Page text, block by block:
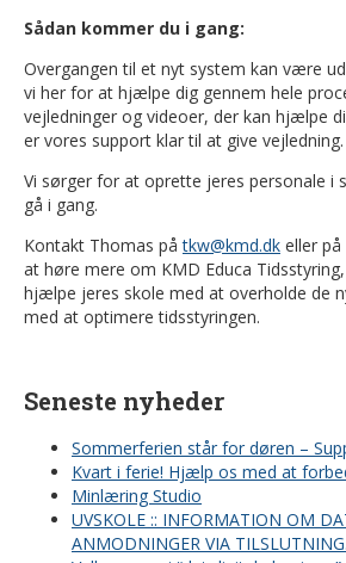
Sådan kommer du i gang:
Overgangen til et nyt system kan være
vi her for at hjælpe dig gennem hele
vejledninger og videoer, der kan hjælpe
er vores support klar til at give vejledning.
Vi sørger for at oprette jeres personale i
gå i gang.
Kontakt Thomas påtkw@kmd.dk eller
at høre mere om KMD Educa
hjælpe jeres skole med at overholde de
med at optimere tidsstyringen.
Seneste nyheder
Sommerferien står for døren –
Kvart i ferie! Hjælp os med at
Minlæring Studio
UVSKOLE :: INFORMATION OM
ANMODNINGER VIA